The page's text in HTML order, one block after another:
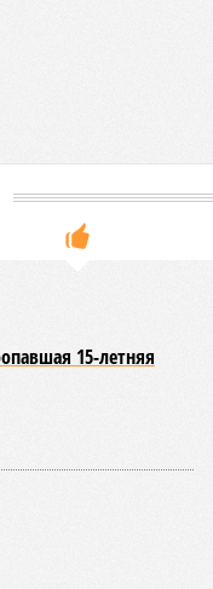
по Чувашской
участие в заседании
вопросами
в регионе. В
состояние
и промежуточные
Татарстан
надзорных
лагерях. В
учреждений,
типу. Сотрудники
проверок и
охватить
долю лагерей. По
нарушения
В адрес
выявленные
нарушений